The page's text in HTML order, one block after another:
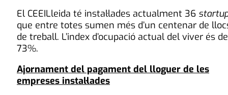
El CEEILleida té instal·lades actualment 36
que entre totes sumen més d’un centenar de
de treball. L’index d’ocupació actual del viver és
73%.
Ajornament del pagament del lloguer de les
empreses instal·lades